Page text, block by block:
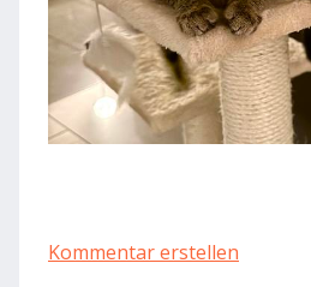
Kommentar erstellen